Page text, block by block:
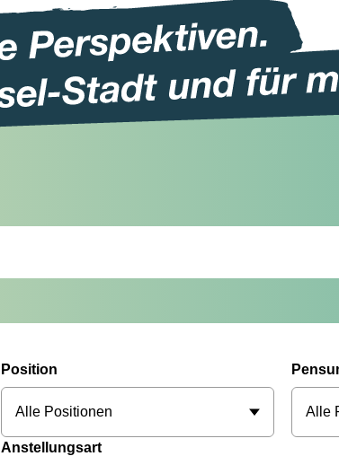
Position
Alle Positionen Alle
Anstellungsart